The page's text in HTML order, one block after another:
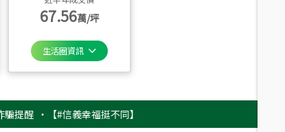
67.56萬/坪
生活圈資訊
‧【#信義幸福挺不同】用實力，讓升職免抽號碼牌！最新雇主品